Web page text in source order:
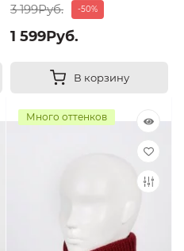
3 199Руб. -50%
1 599Руб.
В корзину
Много оттенков